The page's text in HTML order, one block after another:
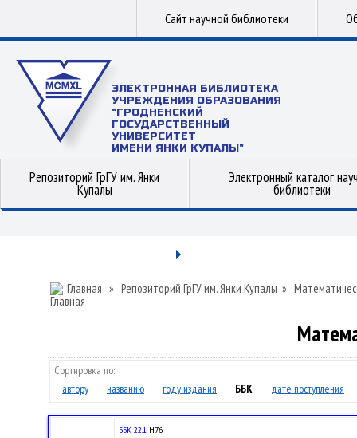
Сайт научной библиотеки
ЭЛЕКТРОННАЯ БИБЛИОТЕКА
УЧРЕЖДЕНИЯ ОБРАЗОВАНИЯ
"ГРОДНЕНСКИЙ
ГОСУДАРСТВЕННЫЙ
УНИВЕРСИТЕТ
ИМЕНИ ЯНКИ КУПАЛЫ"
Репозиторий ГрГУ им. Янки
Купалы
Электронный каталог
библиотеки
Главная » Репозиторий ГрГУ им. Янки Купалы »
Сортировка по:
автору
названию году издания ББК дате поступления
ББК 22.1 H76